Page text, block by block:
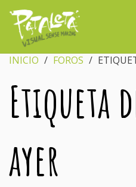
INICIO FOROS
Etiqueta
ayer